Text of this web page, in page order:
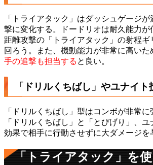
「トライアタック」はダッシュゲージ
撃に変化する。ドードリオは耐久能力が
距離攻撃の「トライアタック」の射程ギ
回ろう。また、機動能力が非常に高いた
手の追撃も担当する と良い。
「ドリルくちばし」やユナイ
「ドリルくちばし」型はコンボが非常に
「ドリルくちばし」と「とびげり」、
効果で相手に行動させずに大ダメージを
「トライアタック」を